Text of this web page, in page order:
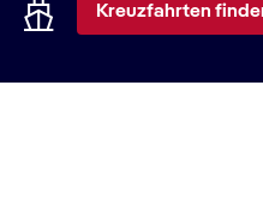
uns!Kreuzfahrten